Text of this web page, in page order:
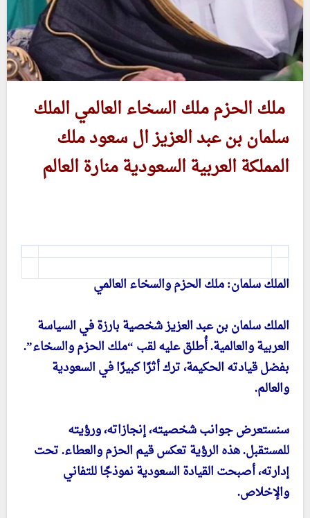
ملك الحزم ملك السخاء العالمي الملك
سلمان بن عبد العزيز ال سعود ملك
المملكة العربية السعودية منارة العالم
الملك سلمان: ملك الحزم والسخاء العالمي
الملك سلمان بن عبد العزيز شخصية بارزة في السياسة
العربية والعالمية. أُطلق عليه لقب “ملك الحزم والسخاء”.
بفضل قيادته الحكيمة، ترك أثرًا كبيرًا في السعودية
والعالم.
سنستعرض جوانب شخصيته، إنجازاته، ورؤيته
للمستقبل. هذه الرؤية تعكس قيم الحزم والعطاء. تحت
إدارته، أصبحت القيادة السعودية نموذجًا للتفاني
والإخلاص.